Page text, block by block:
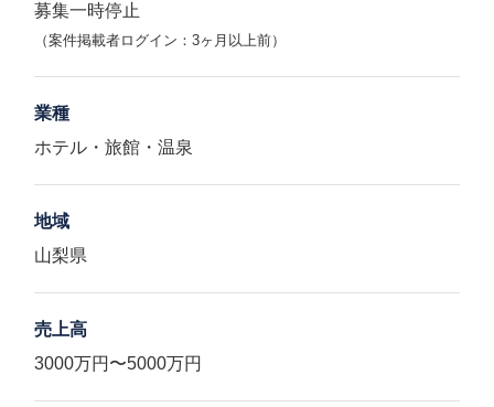
募集一時停止
（案件掲載者ログイン：3ヶ月以上前）
業種
ホテル・旅館・温泉
地域
山梨県
売上高
3000万円〜5000万円